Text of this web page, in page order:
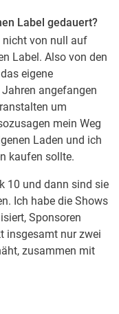
Label gedauert?
von null auf
Label. Also von den
eigene
angefangen
um
mein Weg
Laden und ich
kaufen sollte.
10 und dann sind sie
Ich habe die Shows
Sponsoren
insgesamt nur zwei
zusammen mit